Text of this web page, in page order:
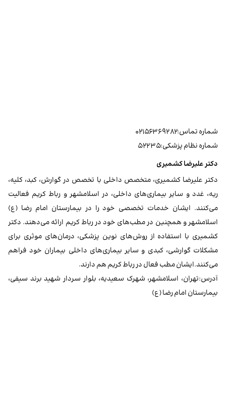
شماره تماس:۰۲۱۵۶۳۶۹۲۸۲
شماره نظام پزشکی:۵۲۲۳۵
دکتر علیرضا کشمیری
دکتر علیرضا کشمیری، متخصص داخلی با تخصص در گوارش، کبد، کلیه،
ریه، غدد و سایر بیماری‌های داخلی، در اسلامشهر و رباط کریم فعالیت
می‌کنند. ایشان خدمات تخصصی خود را در بیمارستان امام رضا (ع)
اسلامشهر و همچنین در مطب‌های خود در رباط کریم ارائه می‌دهند. دکتر
کشمیری با استفاده از روش‌های نوین پزشکی، درمان‌های موثری برای
مشکلات گوارشی، کبدی و سایر بیماری‌های داخلی بیماران خود فراهم
می‌کنند.ایشان مطب فعال در رباط کریم هم دارند.
آدرس:تهران، اسلامشهر، شهرک سعیدیه، بلوار سردار شهید برند سیفی،
بیمارستان امام رضا (ع)